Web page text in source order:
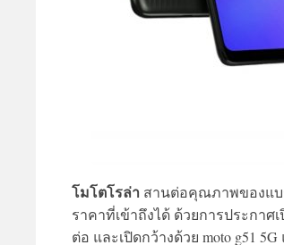
โมโตโรล่า สานต่อคุณภาพของแบ
ราคาที่เข้าถึงได้ ด้วยการประกา
ต่อ และเปิดกว้างด้วย moto g51